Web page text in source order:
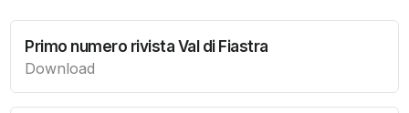
Primo numero rivista Val di Fiastra
Download